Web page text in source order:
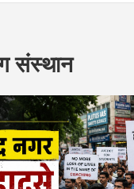
संस्थान